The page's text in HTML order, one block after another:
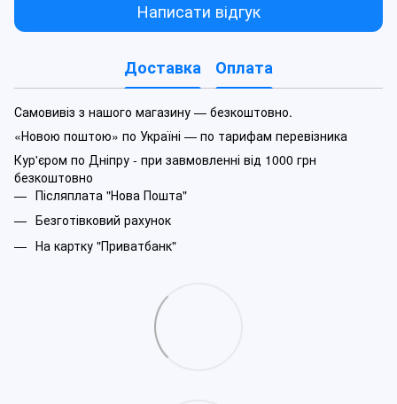
Написати відгук
Доставка Оплата
Самовивіз з нашого магазину — безкоштовно.
«Новою поштою» по Україні — по тарифам перевізника
Кур'єром по Дніпру - при завмовленні від 1000 грн
безкоштовно
Післяплата "Нова Пошта"
Безготівковий рахунок
На картку "Приватбанк"